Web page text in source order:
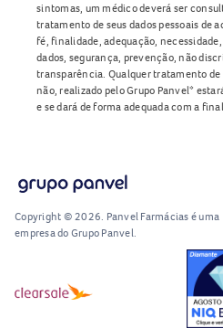
sintomas, um médico deverá ser
tratamento de seus dados pessoais de
fé, finalidade, adequação,
dados, segurança, prevenção, não
transparência. Qualquer tratamento de
não, realizado pelo Grupo Panvel*
e se dará de forma adequada com a
Copyright © 2026. Panvel Farmácias é uma
empresa do Grupo Panvel.